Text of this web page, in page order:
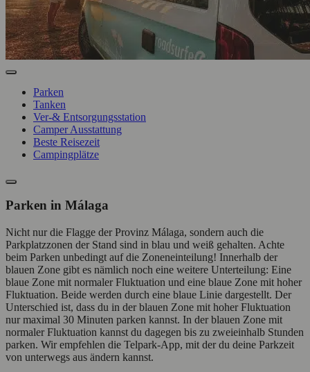
Parken
Tanken
Ver-& Entsorgungsstation
Camper Ausstattung
Beste Reisezeit
Campingplätze
Parken in Málaga
Nicht nur die Flagge der Provinz Málaga, sondern auch die
Parkplatzzonen der Stand sind in blau und weiß gehalten. Achte
beim Parken unbedingt auf die Zoneneinteilung! Innerhalb der
blauen Zone gibt es nämlich noch eine weitere Unterteilung: Eine
blaue Zone mit normaler Fluktuation und eine blaue Zone mit hoher
Fluktuation. Beide werden durch eine blaue Linie dargestellt. Der
Unterschied ist, dass du in der blauen Zone mit hoher Fluktuation
nur maximal 30 Minuten parken kannst. In der blauen Zone mit
normaler Fluktuation kannst du dagegen bis zu zweieinhalb Stunden
parken. Wir empfehlen die Telpark-App, mit der du deine Parkzeit
von unterwegs aus ändern kannst.